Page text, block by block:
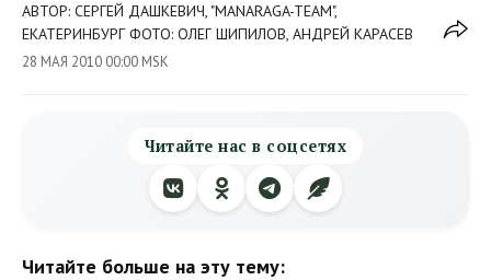
АВТОР: СЕРГЕЙ ДАШКЕВИЧ, "MANARAGA-TEAM",
ЕКАТЕРИНБУРГ ФОТО: ОЛЕГ ШИПИЛОВ, АНДРЕЙ КАРАСЕВ
28 МАЯ 2010 00:00 MSK
Читайте нас в соцсетях
Читайте больше на эту тему: